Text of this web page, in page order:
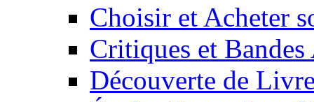
Choisir et Acheter
Critiques et
Découverte de